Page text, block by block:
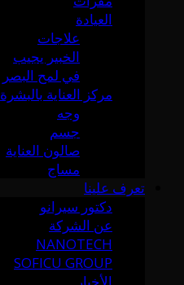
العيادة
علاجات
الخبير يجيب
في لمح البصر
مركز العناية بالبشرة
وجه
جسم
صالون العناية
مساج
تعرف علينا
دكتور سيرانو
عن الشركة
NANOTECH
SOFICU GROUP